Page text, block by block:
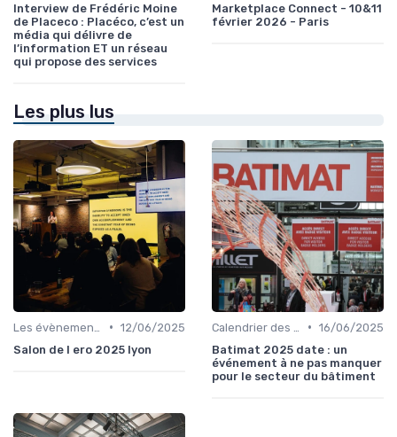
Interview de Frédéric Moine
de Placeco : Placéco, c’est un
média qui délivre de
l’information ET un réseau
qui propose des services
Marketplace Connect - 10&11
février 2026 - Paris
Les plus lus
• 12/06/2025
Salon de l ero 2025 lyon
• 16/06/2025
Batimat 2025 date : un
événement à ne pas manquer
pour le secteur du bâtiment